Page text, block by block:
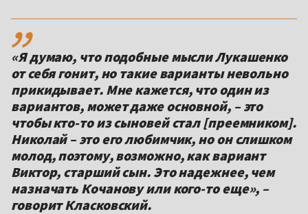
,,
«Я думаю, что подобные мысли Лукашенко
от себя гонит, но такие варианты невольно
прикидывает. Мне кажется, что один из
вариантов, может даже основной, – это
чтобы кто-то из сыновей стал [преемником].
Николай – это его любимчик, но он слишком
молод, поэтому, возможно, как вариант
Виктор, старший сын. Это надежнее, чем
назначать Кочанову или кого-то еще», –
говорит Класковский.